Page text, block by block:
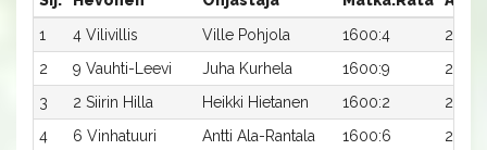
1
4 Vilivillis Ville Pohjola 1600:4
26,3a
2
9 Vauhti-Leevi Juha Kurhela 1600:9
26,6a
3
2 Siirin Hilla Heikki Hietanen 1600:2
26,6a
4
6 Vinhatuuri Antti Ala-Rantala 1600:6
26,6a